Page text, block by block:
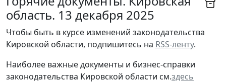
область. 13 декабря 2025
Чтобы быть в курсе изменений законодательства
Кировской области, подпишитесь на RSS-ленту.
Наиболее важные документы и бизнес-справки
законодательства Кировской области см.здесь